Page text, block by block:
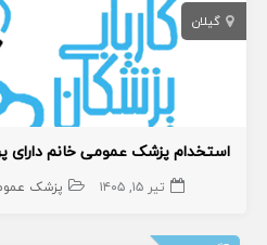
گیلان
استخدام پزشک عمومی خانم دارای
تیر ۱۵, ۱۴۰۵ پزشک